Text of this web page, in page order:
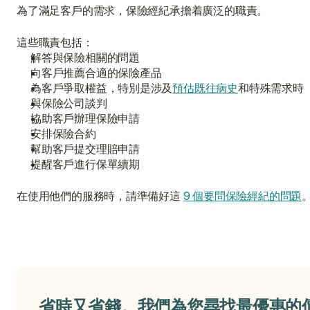
為了滿足客戶的需求，保險經紀承擔着廣泛的職責。
這些職責包括：
解答與保險相關的問題
向客戶推薦合適的保險產品
為客戶爭取權益，特別是涉及預估既往病史和特殊需求時
與保險公司談判
協助客戶辦理保險申請
安排保險合約
幫助客戶提交理賠申請
提醒客戶進行保單續期
在使用他們的服務時，請準備好這 9 個要問保險經紀的問題